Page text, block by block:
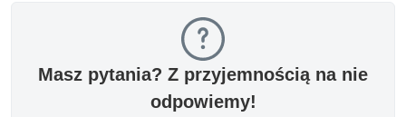
Masz pytania? Z przyjemnością na nie
odpowiemy!